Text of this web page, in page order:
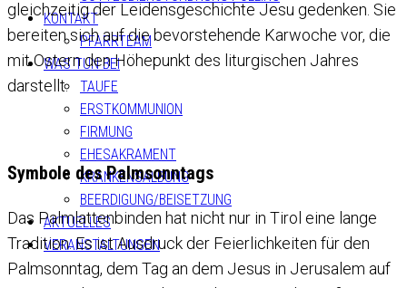
KONTAKT
PFARRTEAM
WAS TUN BEI
TAUFE
ERSTKOMMUNION
FIRMUNG
EHESAKRAMENT
KRANKENSALBUNG
BEERDIGUNG/BEISETZUNG
AKTUELLES
VERANSTALTUNGEN
gleichzeitig der Leidensgeschichte Jesu gedenken. Sie
bereiten sich auf die bevorstehende Karwoche vor, die
mit Ostern den Höhepunkt des liturgischen Jahres
darstellt.
Symbole des Palmsonntags
Das Palmlattenbinden hat nicht nur in Tirol eine lange
Tradition. Es ist Ausdruck der Feierlichkeiten für den
Palmsonntag, dem Tag an dem Jesus in Jerusalem auf